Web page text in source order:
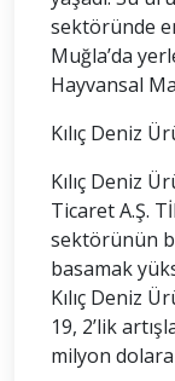
sektöründe
Muğla’da
Hayvansal
Kılıç Deniz
Kılıç Deniz
Ticaret A.Ş.
sektörünün
basamak
Kılıç Deniz
19, 2’lik
milyon dolara